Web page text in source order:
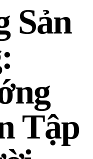
Sản
Tập